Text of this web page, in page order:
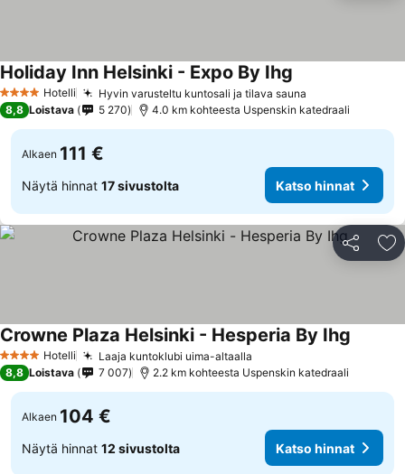
4 Tähtiluokitus
Hotelli Hyvin varusteltu kuntosali ja tilava sauna
Holiday Inn Helsinki - Expo By Ihg
8,8 Loistava 5 270 4.0 km kohteesta Uspenskin katedraali
Alkaen 111 €
Näytä hinnat 17 sivustolta Katso hinnat
Jaa
4 Tähtiluokitus
Hotelli Laaja kuntoklubi uima-altaalla
Crowne Plaza Helsinki - Hesperia By Ihg
8,8 Loistava 7 007 2.2 km kohteesta Uspenskin katedraali
Alkaen 104 €
Näytä hinnat 12 sivustolta Katso hinnat